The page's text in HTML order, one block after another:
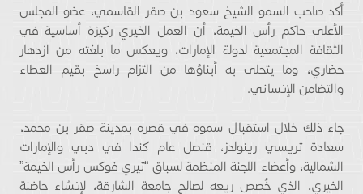
أكد صاحب السمو الشيخ سعود بن صقر القاسمي، عضو المجلس
الأعلى حاكم رأس الخيمة، أن العمل الخيري ركيزة أساسية في
الثقافة المجتمعية لدولة الإمارات، ويعكس ما بلغته من ازدهار
حضاري، وما يتحلى به أبناؤها من التزام راسخ بقيم العطاء
والتضامن الإنساني.
جاء ذلك خلال استقبال سموه في قصره بمدينة صقر بن محمد،
سعادة تريسي رينولدز، قنصل عام كندا في دبي والإمارات
الشمالية، وأعضاء اللجنة المنظمة لسباق “تيري فوكس رأس الخيمة”
الخيري، الذي خُصص ريعه لصالح جامعة الشارقة، لإنشاء حاضنة